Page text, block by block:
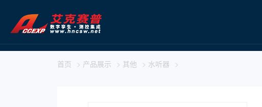
首页 > 产品展示 > 其他 > 水听器 >